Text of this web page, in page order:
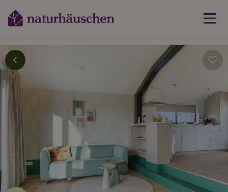
Dies ist ein
umweltschonendes
Naturhäuschen